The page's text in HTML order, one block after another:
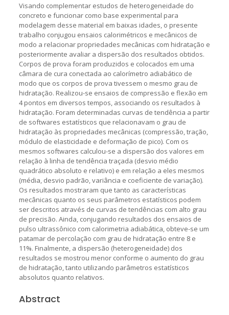
Visando complementar estudos de heterogeneidade do
concreto e funcionar como base experimental para
modelagem desse material em baixas idades, o presente
trabalho conjugou ensaios calorimétricos e mecânicos de
modo a relacionar propriedades mecânicas com hidratação e
posteriormente avaliar a dispersão dos resultados obtidos.
Corpos de prova foram produzidos e colocados em uma
câmara de cura conectada ao calorímetro adiabático de
modo que os corpos de prova tivessem o mesmo grau de
hidratação. Realizou-se ensaios de compressão e flexão em
4 pontos em diversos tempos, associando os resultados à
hidratação. Foram determinadas curvas de tendência a partir
de softwares estatísticos que relacionavam o grau de
hidratação às propriedades mecânicas (compressão, tração,
módulo de elasticidade e deformação de pico). Com os
mesmos softwares calculou-se a dispersão dos valores em
relação à linha de tendência traçada (desvio médio
quadrático absoluto e relativo) e em relação a eles mesmos
(média, desvio padrão, variância e coeficiente de variação).
Os resultados mostraram que tanto as características
mecânicas quanto os seus parâmetros estatísticos podem
ser descritos através de curvas de tendências com alto grau
de precisão. Ainda, conjugando resultados dos ensaios de
pulso ultrassônico com calorimetria adiabática, obteve-se um
patamar de percolação com grau de hidratação entre 8 e
11%. Finalmente, a dispersão (heterogeneidade) dos
resultados se mostrou menor conforme o aumento do grau
de hidratação, tanto utilizando parâmetros estatísticos
absolutos quanto relativos.
Abstract